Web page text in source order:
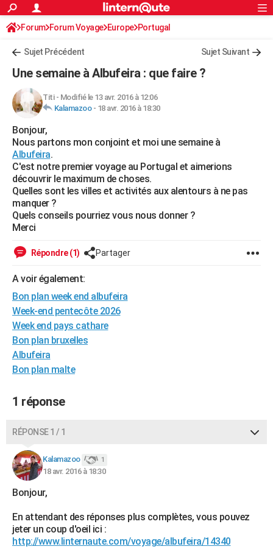
ACTUALITÉS
Politique
Société
Faits Divers
Education
Monde
Villes
+
FINANCE
Retraite
Impôts
Epargne
Immobilier
Risques naturels par ville
Banque
Assurance
Crédit
AUTO
Essais
Réserver un essai
Citadines
Berlines
SUV
Forum auto
+HIGH-TECH
Mobiles
Meilleur smartphone
Internet
Ordinateurs
Jeux vidéo
Guide high-tech
+BRICOLAGE
Forum
Aménagement intérieur
Extérieur
Cuisine
Salle de bains
Jardinage
Rangement
WEEK-END
Guides de France
Escapades
Patrimoine
Expositions
Musées
Week-end nature
+LIFESTYLE
Alimentation
Guide de la santé
Maladies
Médicaments
Sommeil
Destinations
City break
Voyage nature
Voyage de noces
Forum
Climat
+
GUIDES D'ACHAT
BONS PLANS
CARTE DE VOEUX
Dictionnaire
Biographies
Citations
Expressions
Proverbes
PROGRAMME TV
COPAINS D'AVANT
S'inscrire
Se connecter
Lycées
Collèges
Primaires
Universités
Entreprises
Service militaire
Avis de recherche
AVIS DE DÉCÈS
S'inscrire
Connexion
Forum Forum Voyage Europe Portugal
Sujet Précédent Sujet Suivant
Une semaine à Albufeira : que faire ?
Titi- Modifié le 13 avr. 2016 à 12:06
Kalamazoo- 18 avr. 2016 à 18:30
Bonjour,
Nous partons mon conjoint et moi une semaine à
Albufeira.
C'est notre premier voyage au Portugal et aimerions
découvrir le maximum de choses.
Quelles sont les villes et activités aux alentours à ne pas
manquer ?
Quels conseils pourriez vous nous donner ?
Merci
Répondre (1) Partager
A voir également:
Bon plan week end albufeira
Week-end pentecôte 2026
Week end pays cathare
Bon plan bruxelles
Albufeira
Bon plan malte
1 réponse
RÉPONSE 1 / 1
Kalamazoo 1
18 avr. 2016 à 18:30
Bonjour,
En attendant des réponses plus complètes, vous pouvez
jeter un coup d'oeil ici :
http://www.linternaute.com/voyage/albufeira/14340